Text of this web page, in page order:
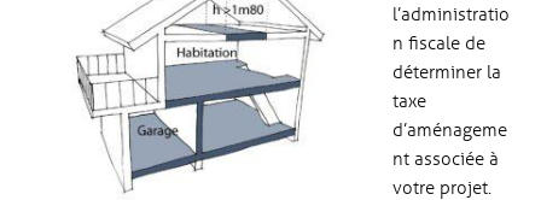
l’administratio
n fiscale de
déterminer la
taxe
d’aménageme
nt associée à
votre projet.